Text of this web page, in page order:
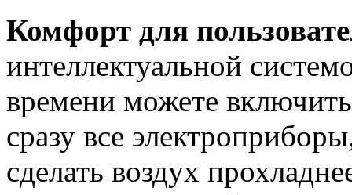
Комфорт для
интеллектуальной
времени можете
сразу все
сделать воздух